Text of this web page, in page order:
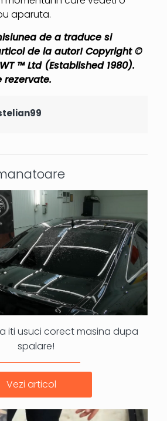
aparuta.
de a traduce si
de la autor! Copyright ©
™ Ltd (Established 1980).
rezervate.
iti usuci corect masina dupa
spalare!
Vezi articol